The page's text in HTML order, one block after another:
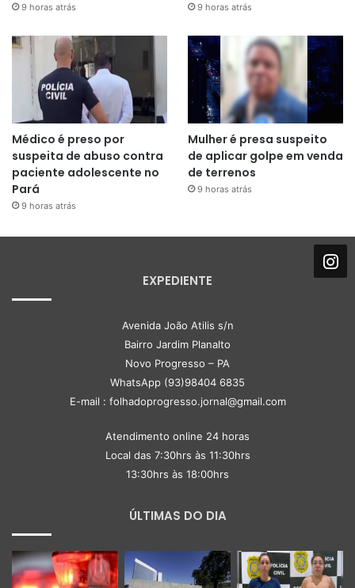
9 horas atrás 9 horas atrás
Médico é preso por
suspeita de abuso contra
paciente adolescente no
Pará
9 horas atrás
Mulher é presa suspeito
de aplicar golpe em venda
de terrenos
9 horas atrás
EXPEDIENTE
Avenida João Atilis s/n
Bairro Jardim Planalto
Novo Progresso – PA
WhatsApp (93)98404 6835
E-mail : folhadoprogresso.jornal@gmail.com
Atendimento online 24 horas
Local das 7:30hrs às 11:30hrs
13:30hrs às 18:00hrs
ÚLTIMAS DO DIA